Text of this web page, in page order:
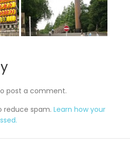
post a comment.
reduce spam. Learn how your